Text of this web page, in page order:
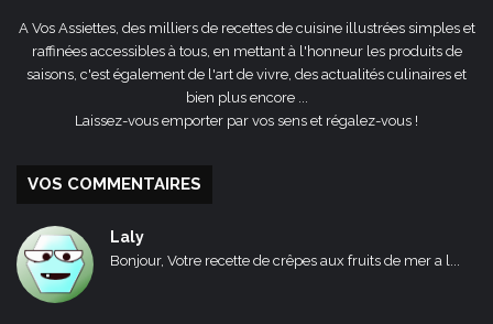
A Vos Assiettes, des milliers de recettes de cuisine illustrées simples et
raffinées accessibles à tous, en mettant à l'honneur les produits de
saisons, c'est également de l'art de vivre, des actualités culinaires et
bien plus encore ...
Laissez-vous emporter par vos sens et régalez-vous !
VOS COMMENTAIRES
Laly
Bonjour, Votre recette de crêpes aux fruits de mer a l...